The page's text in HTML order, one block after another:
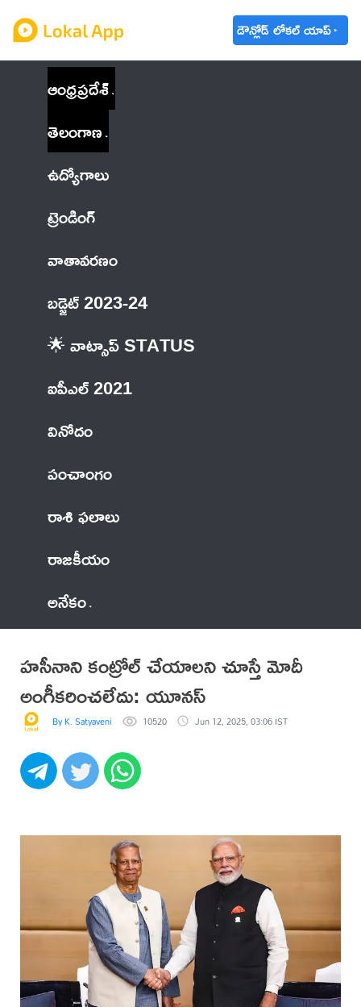
డౌన్లోడ్ లోకల్ యాప్
ఆంధ్రప్రదేశ్
తెలంగాణ
ఉద్యోగాలు
ట్రెండింగ్
వాతావరణం
బడ్జెట్ 2023-24
🌟 వాట్సాప్ STATUS
ఐపీఎల్ 2021
వినోదం
పంచాంగం
రాశి ఫలాలు
రాజకీయం
అనేకం
హసీనాని కంట్రోల్ చేయాలని చూస్తే మోదీ
అంగీకరించలేదు: యూనస్‌
By K. Satyaveni 10520 Jun 12, 2025, 03:06 IST